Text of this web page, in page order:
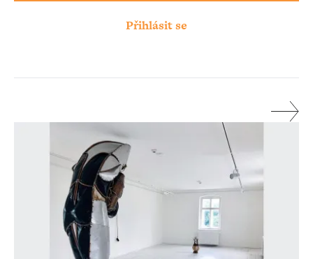
Přihlásit se